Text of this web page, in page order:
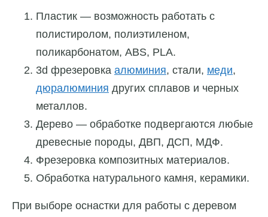
Пластик — возможность работать с
полистиролом, полиэтиленом,
поликарбонатом, ABS, PLA.
3d фрезеровка алюминия, стали, меди,
дюралюминия других сплавов и черных
металлов.
Дерево — обработке подвергаются любые
древесные породы, ДВП, ДСП, МДФ.
Фрезеровка композитных материалов.
Обработка натурального камня, керамики.
При выборе оснастки для работы с деревом